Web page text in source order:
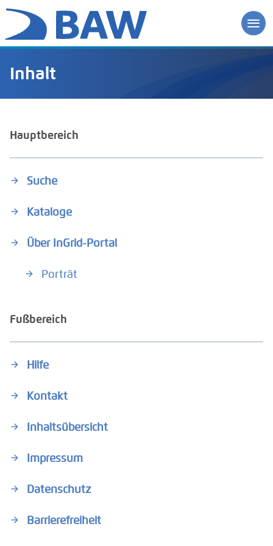
Inhalt
Hauptbereich
Suche
Kataloge
Über InGrid-Portal
Porträt
Fußbereich
Hilfe
Kontakt
Inhaltsübersicht
Impressum
Datenschutz
Barrierefreiheit